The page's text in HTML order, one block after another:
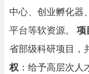
中心、创业孵化器
平台等软资源。 项
省部级科研项目，
权 ：给予高层次人